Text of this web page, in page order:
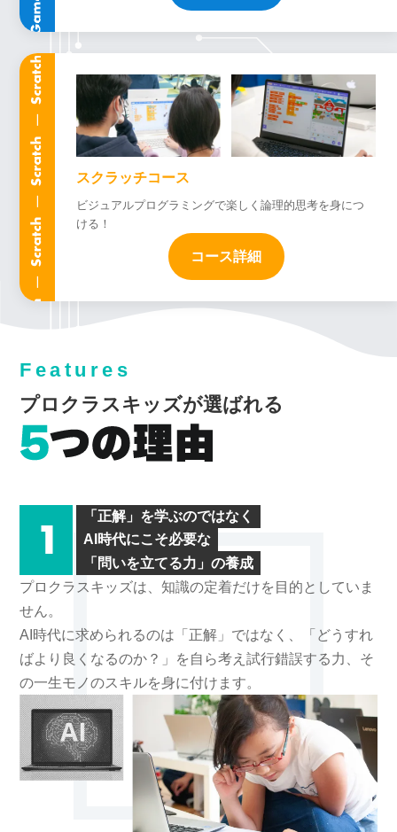
スクラッチコース
ビジュアルプログラミングで楽しく論理的思考を身につ
ける！
コース詳細
Features
プロクラスキッズが選ばれる
「正解」を学ぶのではなく
AI時代にこそ必要な
「問いを立てる力」の養成
プロクラスキッズは、知識の定着だけを目的としていま
せん。
AI時代に求められるのは「正解」ではなく、「どうすれ
ばより良くなるのか？」を自ら考え試行錯誤する力、そ
の一生モノのスキルを身に付けます。